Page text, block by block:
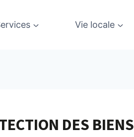
Vie locale
DES BIENS